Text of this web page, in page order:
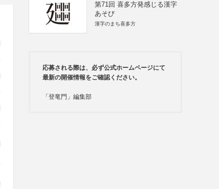
第71回 喜多方発感じる漢字
あそび
漢字のまち喜多方
応募される際は、必ず公式ホームページにて
最新の開催情報をご確認ください。
「登竜門」編集部